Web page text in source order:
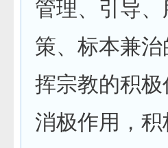
管理、引导
策、标本兼
挥宗教的积
消极作用，